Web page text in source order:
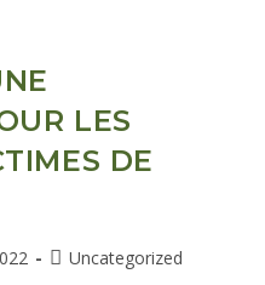
LES
DE
Uncategorized